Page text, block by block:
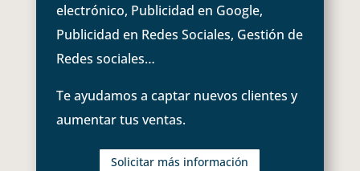
electrónico, Publicidad en Google,
Publicidad en Redes Sociales, Gestión de
Redes sociales…
Te ayudamos a captar nuevos clientes y
aumentar tus ventas.
Solicitar más información